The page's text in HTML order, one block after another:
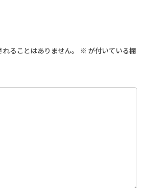
ることはありません。 ※ が付いている欄